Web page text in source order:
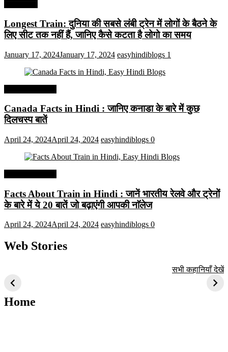
Longest Train: दुनिया की सबसे लंबी ट्रेन में लोगों के बैठने के
लिए सीट तक ​​नहीं हैं, जानिए कैसे कटता है लोगो का समय
January 17, 2024January 17, 2024 easyhindiblogs 1
Canada Facts in Hindi : जानिए कनाडा के बारे में कुछ
दिलचस्प बातें
April 24, 2024April 24, 2024 easyhindiblogs 0
Facts About Train in Hindi : जानें भारतीय रेलवे और ट्रेनों
के बारे में ये 20 बातें जो बढ़ाएंगी आपकी नाॅलेज
April 24, 2024April 24, 2024 easyhindiblogs 0
Web Stories
तकनीक जो आपको
2024 के लिए सीखनी
चाहिए
ऐतिहासिक स्थान
सभी कहानियाँ देखें
Home